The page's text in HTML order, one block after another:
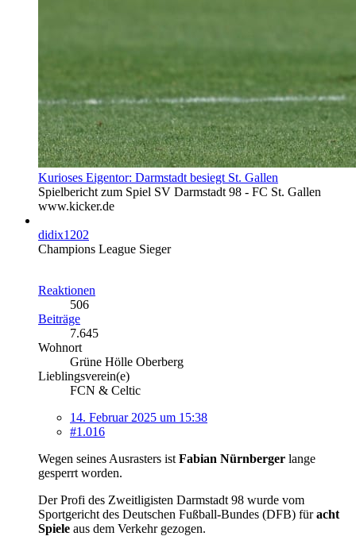
Kurioses Eigentor: Darmstadt besiegt St. Gallen
Spielbericht zum Spiel SV Darmstadt 98 - FC St. Gallen
www.kicker.de
didix1202
Champions League Sieger
Reaktionen
506
Beiträge
7.645
Wohnort
Grüne Hölle Oberberg
Lieblingsverein(e)
FCN & Celtic
14. Februar 2025 um 15:38
#1.016
Wegen seines Ausrasters ist Fabian Nürnberger lange
gesperrt worden.
Der Profi des Zweitligisten Darmstadt 98 wurde vom
Sportgericht des Deutschen Fußball-Bundes (DFB) füracht
Spiele aus dem Verkehr gezogen.